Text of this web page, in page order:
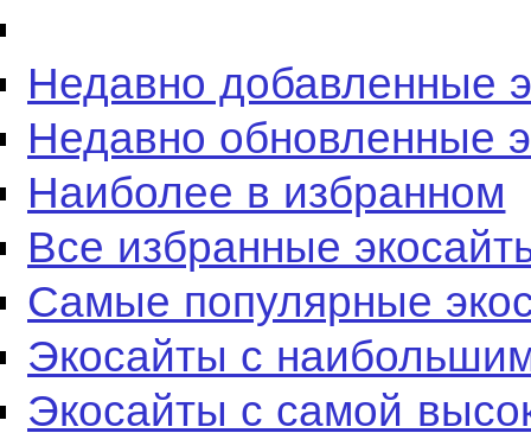
Недавно добавленные
Недавно обновленные
Наиболее в избранном
Все избранные
Самые популярные
Экосайты с
Экосайты с самой